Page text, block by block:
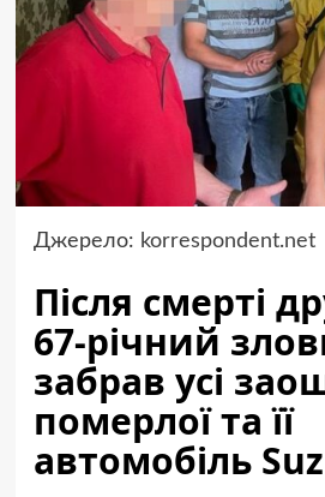
Джерело: korrespondent.net
Після смерті
67-річний
забрав усі
померлої та її
автомобіль